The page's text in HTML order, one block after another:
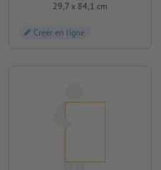
29,7 x 84,1 cm
Créer en ligne